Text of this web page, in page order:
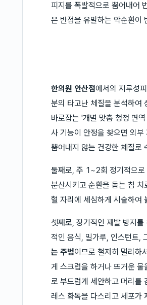
피지를 폭발적으로 뿜어내어
은 반점을 유발하는 악순환이
한의원 안산점에서의 지루성
분의 타고난 체질을 분석하여
바로잡는 '개별 맞춤 청정 면
사 기능이 안정을 찾으면 외
뿜어내지 않는 건강한 체질로
둘째로, 주 1~2회 정기적으로
분산시키고 순환을 돕는 침
혈 자리에 세심하게 시술하여
셋째로, 장기적인 재발 방지를
적인 음식, 밀가루, 인스턴트,
는 주범이므로 철저히 멀리하
게 스크럽을 하거나 뜨거운
로 부드럽게 세안하고 머리를
레스 화독을 다스리고 세포가